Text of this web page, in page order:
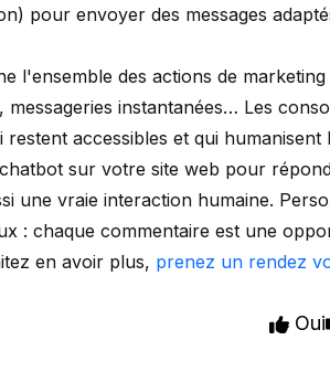
pour envoyer des messages
l'ensemble des actions de
instantanées… Les
accessibles et qui
sur votre site web pour
une vraie interaction humaine.
: chaque commentaire est une
en avoir plus, prenez un rendez
Oui